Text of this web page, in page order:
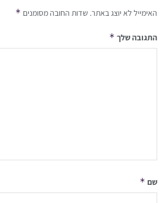
האימייל לא יוצג באתר. שדות החובה מסומנים *
התגובה שלך *
שם *